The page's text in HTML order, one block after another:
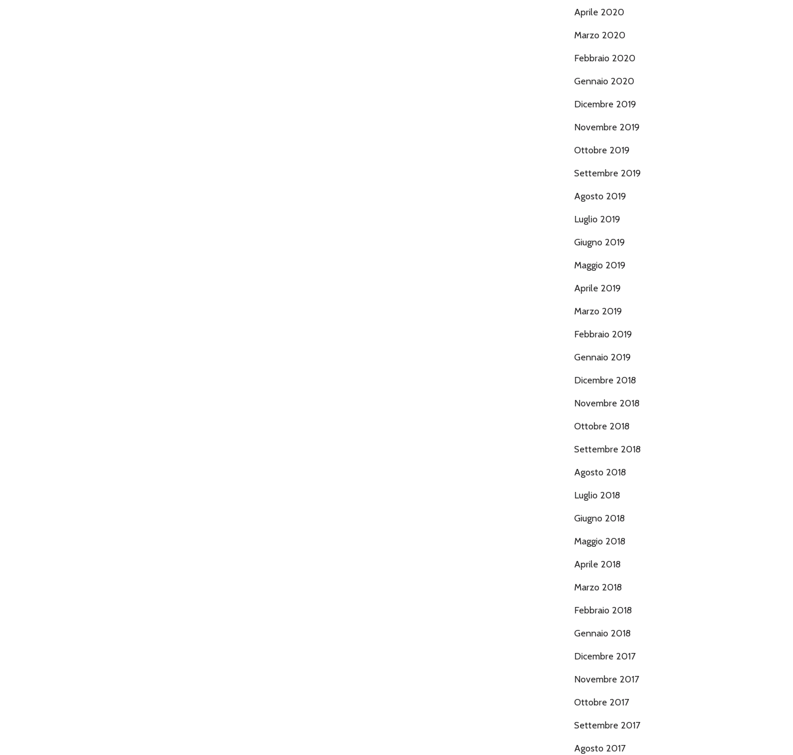
Aprile 2020
Marzo 2020
Febbraio 2020
Gennaio 2020
Dicembre 2019
Novembre 2019
Ottobre 2019
Settembre 2019
Agosto 2019
Luglio 2019
Giugno 2019
Maggio 2019
Aprile 2019
Marzo 2019
Febbraio 2019
Gennaio 2019
Dicembre 2018
Novembre 2018
Ottobre 2018
Settembre 2018
Agosto 2018
Luglio 2018
Giugno 2018
Maggio 2018
Aprile 2018
Marzo 2018
Febbraio 2018
Gennaio 2018
Dicembre 2017
Novembre 2017
Ottobre 2017
Settembre 2017
Agosto 2017